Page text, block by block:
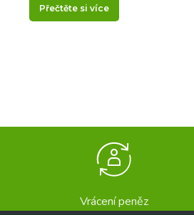
Přečtěte si více
Vrácení peněz